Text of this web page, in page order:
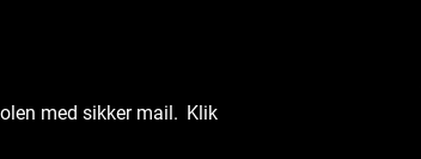
med sikker mail. Klik